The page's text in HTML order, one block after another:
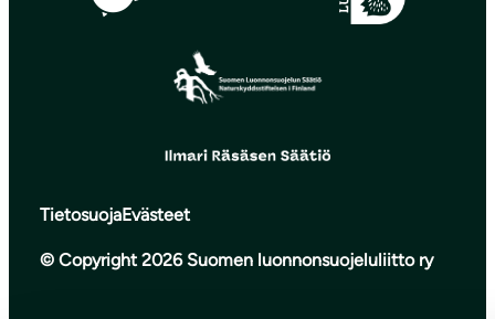
TietosuojaEvästeet
© Copyright 2026 Suomen luonnonsuojeluliitto ry